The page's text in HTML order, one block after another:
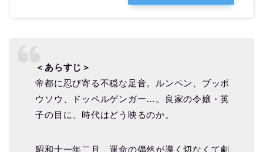
＜あらすじ＞
帝都に忍び寄る不穏な足音。ルンペン、ブッポ
ウソウ、ドッペルゲンガー…。良家の令嬢・英
子の目に、時代はどう映るのか。
昭和十一年二月、運命の偶然が導く切なくて劇